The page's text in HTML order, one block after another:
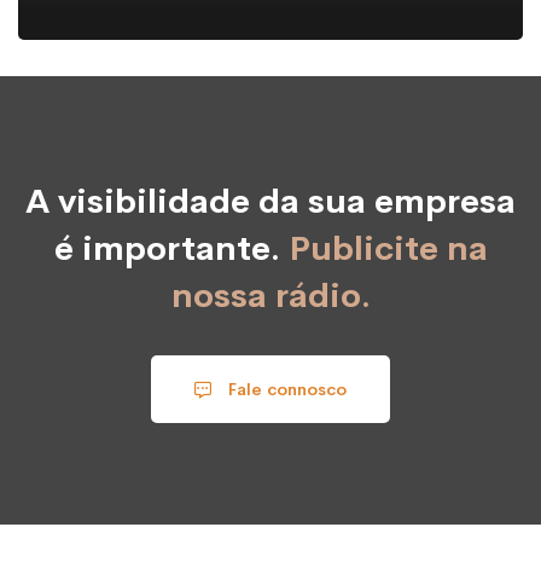
A visibilidade da sua empresa
é importante. Publicite na
nossa rádio.
Fale connosco